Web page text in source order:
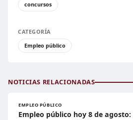
concursos
CATEGORÍA
Empleo público
NOTICIAS RELACIONADAS
EMPLEO PÚBLICO
Empleo público hoy 8 de